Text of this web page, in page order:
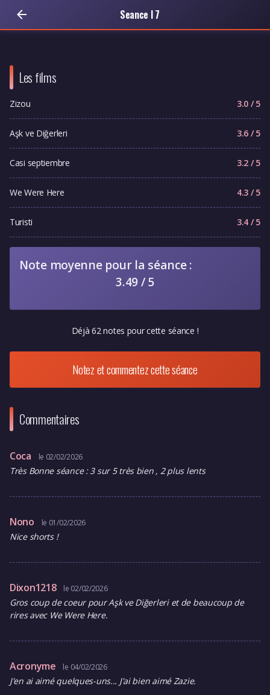
Seance I 7
Les films
Zizou 3.0 / 5
Aşk ve Diğerleri 3.6 / 5
Casi septiembre 3.2 / 5
We Were Here 4.3 / 5
Turisti 3.4 / 5
Note moyenne pour la séance :
3.49 / 5
Déjà 62 notes pour cette séance !
Notez et commentez cette séance
Commentaires
Coca le 02/02/2026
Très Bonne séance : 3 sur 5 très bien , 2 plus lents
Nono le 01/02/2026
Nice shorts !
Dixon1218 le 02/02/2026
Gros coup de coeur pour Aşk ve Diğerleri et de beaucoup de
rires avec We Were Here.
Acronyme le 04/02/2026
J'en ai aimé quelques-uns... J'ai bien aimé Zazie.